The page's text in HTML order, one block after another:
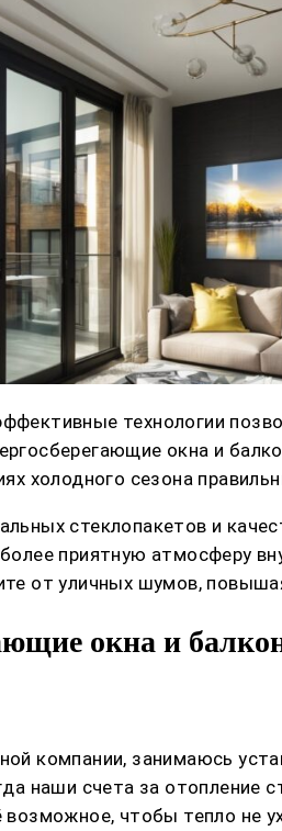
технологии
окна и
холодного сезона
стеклопакетов и
приятную атмосферу
от уличных шумов,
окна и
компании, занимаюсь
наши счета за отопление
возможное, чтобы тепло не